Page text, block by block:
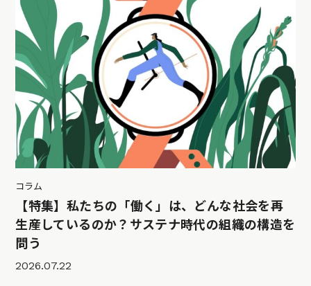
コラム
【特集】私たちの「働く」は、どんな社会を再
生産しているのか？サステナ時代の組織の構造を
問う
2026.07.22